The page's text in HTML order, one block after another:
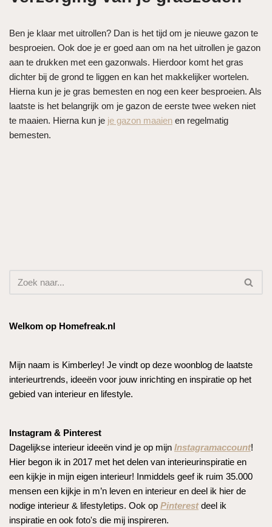
Ben je klaar met uitrollen? Dan is het tijd om je nieuwe gazon te
besproeien. Ook doe je er goed aan om na het uitrollen je gazon
aan te drukken met een gazonwals. Hierdoor komt het gras
dichter bij de grond te liggen en kan het makkelijker wortelen.
Hierna kun je je gras bemesten en nog een keer besproeien. Als
laatste is het belangrijk om je gazon de eerste twee weken niet
te maaien. Hierna kun je je gazon maaien en regelmatig
bemesten.
Welkom op Homefreak.nl
Mijn naam is Kimberley! Je vindt op deze woonblog de laatste
interieurtrends, ideeën voor jouw inrichting en inspiratie op het
gebied van interieur en lifestyle.
Instagram & Pinterest
Dagelijkse interieur ideeën vind je op mijn Instagramaccount!
Hier begon ik in 2017 met het delen van interieurinspiratie en
een kijkje in mijn eigen interieur! Inmiddels geef ik ruim 35.000
mensen een kijkje in m’n leven en interieur en deel ik hier de
nodige interieur & lifestyletips. Ook op Pinterestdeel ik
inspiratie en ook foto's die mij inspireren.